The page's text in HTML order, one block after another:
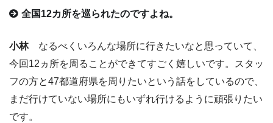
全国12カ所を巡られたのですよね。
小林なるべくいろんな場所に行きたいなと思っていて、
今回12ヵ所を周ることができてすごく嬉しいです。スタッ
フの方と47都道府県を周りたいという話をしているので、
まだ行けていない場所にもいずれ行けるように頑張りたい
です。